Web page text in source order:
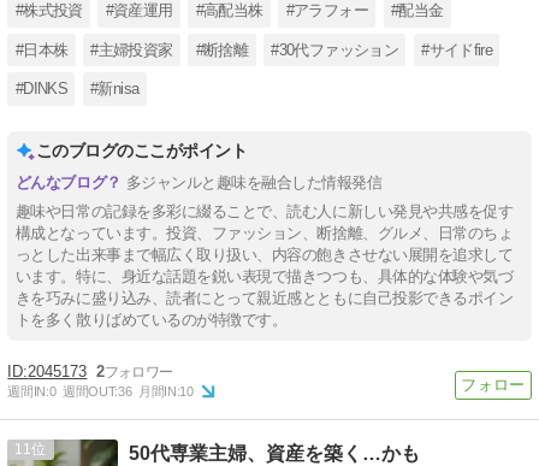
#株式投資 #資産運用 #高配当株 #アラフォー #配当金
#日本株 #主婦投資家 #断捨離 #30代ファッション #サイドfire
#DINKS #新nisa
このブログのここがポイント
多ジャンルと趣味を融合した情報発信
趣味や日常の記録を多彩に綴ることで、読む人に新しい発見や共感を促す
構成となっています。投資、ファッション、断捨離、グルメ、日常のちょ
っとした出来事まで幅広く取り扱い、内容の飽きさせない展開を追求して
います。特に、身近な話題を鋭い表現で描きつつも、具体的な体験や気づ
きを巧みに盛り込み、読者にとって親近感とともに自己投影できるポイン
トを多く散りばめているのが特徴です。
2045173 2
週間IN:0 週間OUT:36 月間IN:10
11 50代専業主婦、資産を築く…かも